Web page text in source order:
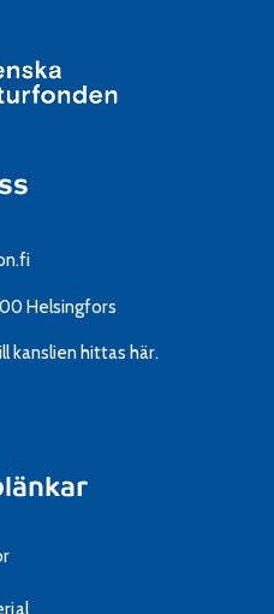
Helsingfors
kanslien hittas här.